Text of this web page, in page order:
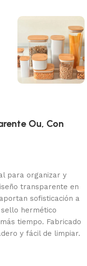
Ou, Con
para organizar y
transparente en
sofisticación a
hermético
tiempo. Fabricado
y fácil de limpiar.